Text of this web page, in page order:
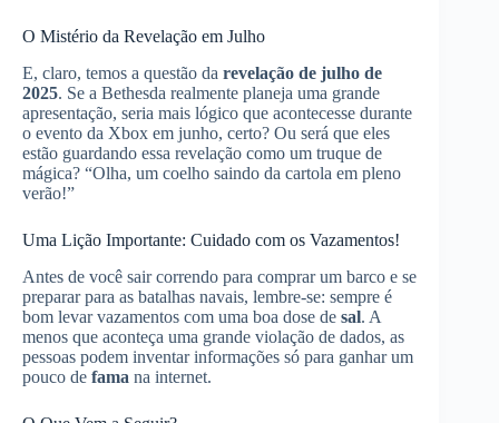
O Mistério da Revelação em Julho
E, claro, temos a questão da revelação de julho de
2025. Se a Bethesda realmente planeja uma grande
apresentação, seria mais lógico que acontecesse durante
o evento da Xbox em junho, certo? Ou será que eles
estão guardando essa revelação como um truque de
mágica? “Olha, um coelho saindo da cartola em pleno
verão!”
Uma Lição Importante: Cuidado com os Vazamentos!
Antes de você sair correndo para comprar um barco e se
preparar para as batalhas navais, lembre-se: sempre é
bom levar vazamentos com uma boa dose de sal. A
menos que aconteça uma grande violação de dados, as
pessoas podem inventar informações só para ganhar um
pouco de fama na internet.